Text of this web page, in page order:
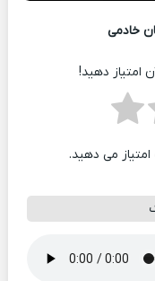
خادمی
امتیاز دهید!
می دهید.